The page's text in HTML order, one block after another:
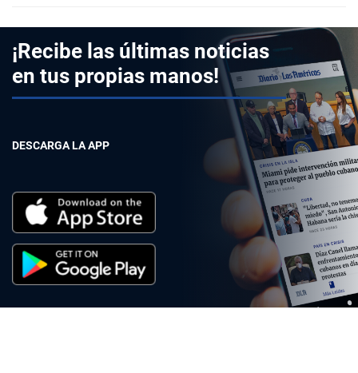
¡Recibe las últimas noticias
en tus propias manos!
DESCARGA LA APP